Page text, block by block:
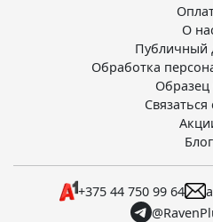
О
Публичный
Обработка
Образец
Блог
+375 44 750 99 64